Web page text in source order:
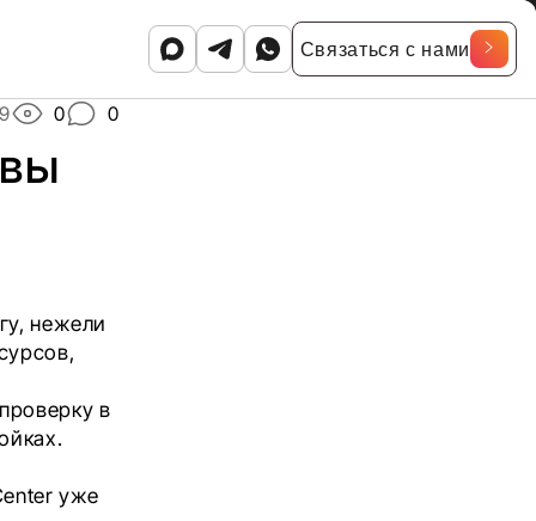
Связаться с нами
0 0
нежели
в
уже